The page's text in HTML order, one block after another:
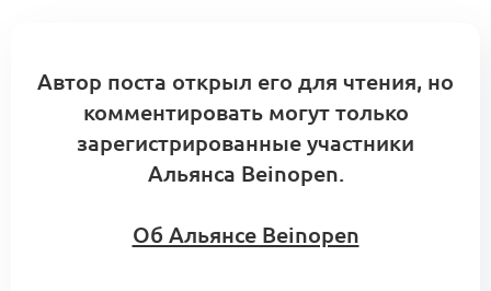
Автор поста открыл его для чтения, но
комментировать могут только
зарегистрированные участники
Альянса Beinopen.
Об Альянсе Beinopen